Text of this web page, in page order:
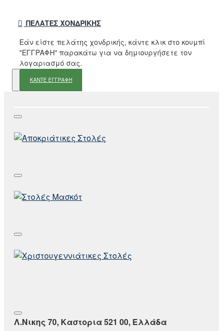
ΠΕΛΆΤΕΣ ΧΟΝΔΡΙΚΉΣ
Εάν είστε πελάτης χονδρικής, κάντε κλικ στο κουμπί
"ΕΓΓΡΑΦΗ" παρακάτω για να δημιουργήσετε τον
λογαριασμό σας.
ΚΑΝΤΕ ΕΓΓΡΑΦΗ
Λ.Νικης 70, Καστορια 521 00, Ελλάδα